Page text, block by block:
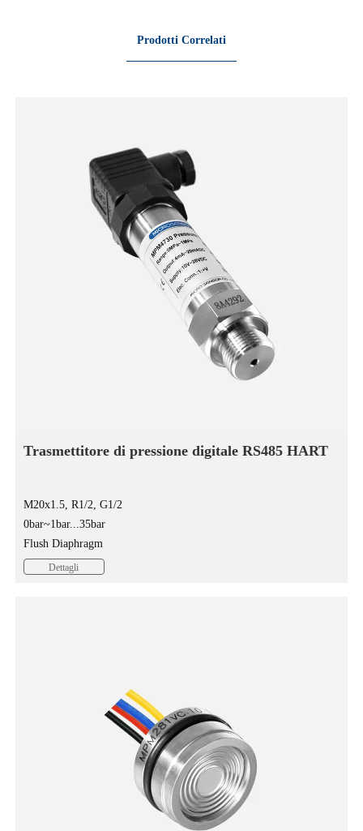
Prodotti Correlati
Trasmettitore di pressione digitale RS485 HART
M20x1.5, R1/2, G1/2
0bar~1bar...35bar
Flush Diaphragm
Flush diaphragm pressure sensor MPM280P is a pressure sensing
Dettagli